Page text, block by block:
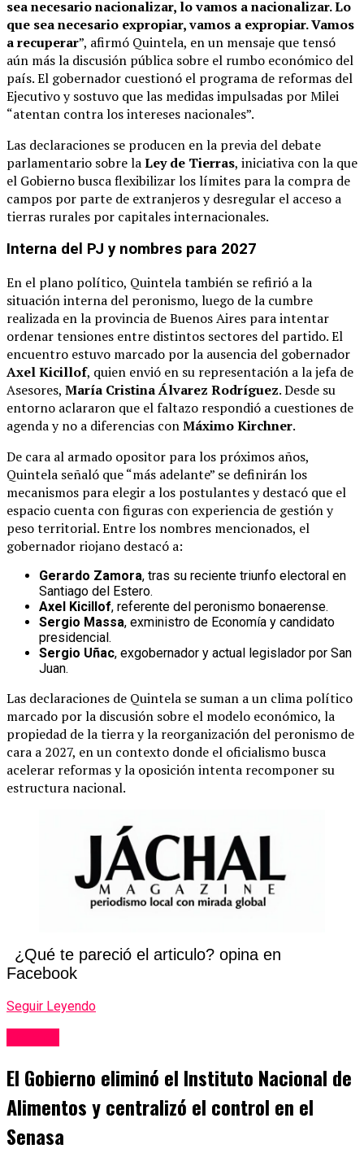
sea necesario nacionalizar, lo vamos a nacionalizar. Lo
que sea necesario expropiar, vamos a expropiar. Vamos
a recuperar”, afirmó Quintela, en un mensaje que tensó
aún más la discusión pública sobre el rumbo económico del
país. El gobernador cuestionó el programa de reformas del
Ejecutivo y sostuvo que las medidas impulsadas por Milei
“atentan contra los intereses nacionales”.
Las declaraciones se producen en la previa del debate
parlamentario sobre laLey de Tierras, iniciativa con la que
el Gobierno busca flexibilizar los límites para la compra de
campos por parte de extranjeros y desregular el acceso a
tierras rurales por capitales internacionales.
Interna del PJ y nombres para 2027
En el plano político, Quintela también se refirió a la
situación interna del peronismo, luego de la cumbre
realizada en la provincia de Buenos Aires para intentar
ordenar tensiones entre distintos sectores del partido. El
encuentro estuvo marcado por la ausencia del gobernador
Axel Kicillof, quien envió en su representación a la jefa de
Asesores, María Cristina Álvarez Rodríguez. Desde su
entorno aclararon que el faltazo respondió a cuestiones de
agenda y no a diferencias conMáximo Kirchner.
De cara al armado opositor para los próximos años,
Quintela señaló que “más adelante” se definirán los
mecanismos para elegir a los postulantes y destacó que el
espacio cuenta con figuras con experiencia de gestión y
peso territorial. Entre los nombres mencionados, el
gobernador riojano destacó a:
Gerardo Zamora, tras su reciente triunfo electoral en
Santiago del Estero.
Axel Kicillof, referente del peronismo bonaerense.
Sergio Massa, exministro de Economía y candidato
presidencial.
Sergio Uñac, exgobernador y actual legislador por San
Juan.
Las declaraciones de Quintela se suman a un clima político
marcado por la discusión sobre el modelo económico, la
propiedad de la tierra y la reorganización del peronismo de
cara a 2027, en un contexto donde el oficialismo busca
acelerar reformas y la oposición intenta recomponer su
estructura nacional.
¿Qué te pareció el articulo? opina en
Facebook
Seguir Leyendo
El Gobierno eliminó el Instituto Nacional de
Alimentos y centralizó el control en el
Senasa